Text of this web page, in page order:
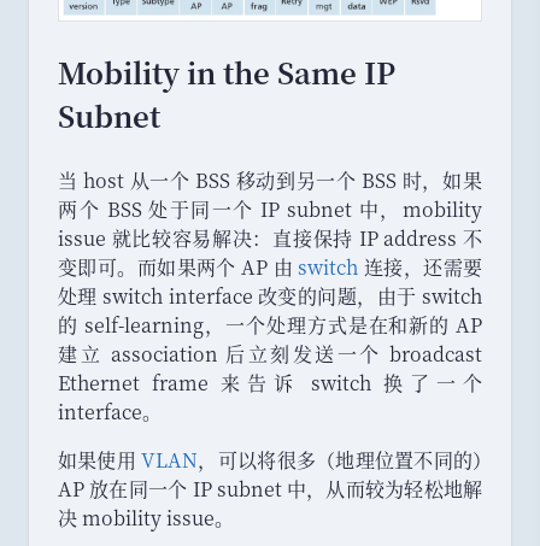
Mobility in the Same IP
Subnet
当 host 从一个 BSS 移动到另一个 BSS 时， 如果
两个 BSS 处于同一个 IP subnet 中，
mobility
issue 就比较容易解决： 直接保持 IP address 不
变即可。 而如果两个 AP 由 switch 连接， 还需要
处理 switch interface 改变的问题，
由于 switch
的 self-learning，
一个处理方式是在和新的 AP
建立 association 后立刻发送一个 broadcast
Ethernet frame 来告诉 switch 换了一个
interface。
如果使用VLAN， 可以将很多 （地理位置不同的）
AP 放在同一个 IP subnet 中， 从而较为轻松地解
决 mobility issue。